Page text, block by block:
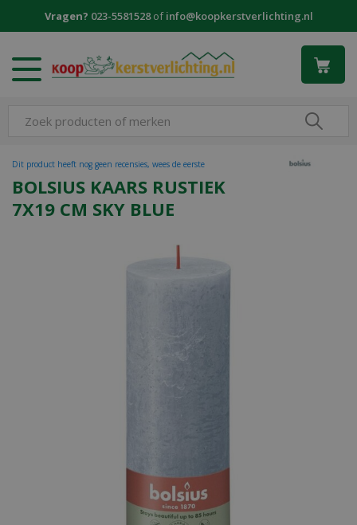
Vragen? 023-5581528ofinfo@koopkerstverlichting.nl
BOLSIUS KAARS RUSTIEK
7X19 CM SKY BLUE
Dit product heeft nog geen recensies, wees de eerste